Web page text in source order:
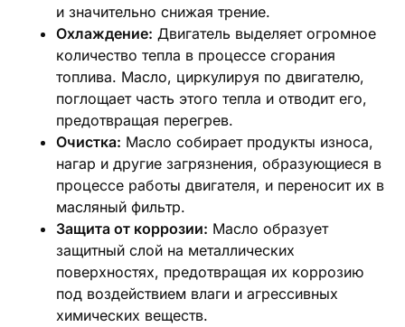
и значительно снижая трение.
Охлаждение: Двигатель выделяет огромное
количество тепла в процессе сгорания
топлива. Масло, циркулируя по двигателю,
поглощает часть этого тепла и отводит его,
предотвращая перегрев.
Очистка: Масло собирает продукты износа,
нагар и другие загрязнения, образующиеся в
процессе работы двигателя, и переносит их в
масляный фильтр.
Защита от коррозии: Масло образует
защитный слой на металлических
поверхностях, предотвращая их коррозию
под воздействием влаги и агрессивных
химических веществ.